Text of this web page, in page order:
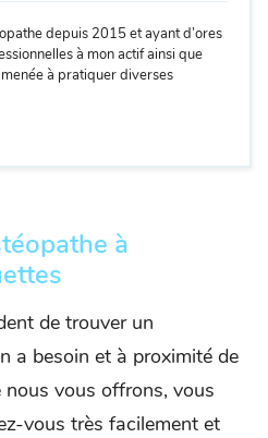
depuis 2015 et ayant d’ores
à mon actif ainsi que
à pratiquer diverses
à
de trouver un
a besoin et à proximité de
vous offrons, vous
vous très facilement et